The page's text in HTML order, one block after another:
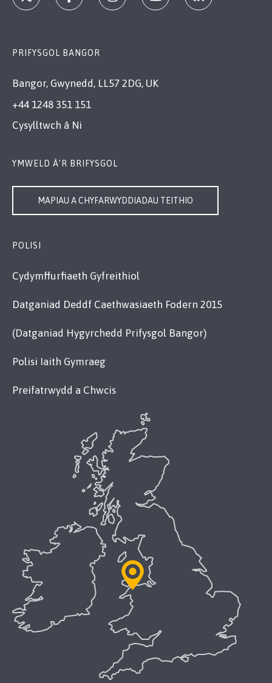
PRIFYSGOL BANGOR
Bangor, Gwynedd, LL57 2DG, UK
+44 1248 351 151
Cysylltwch â Ni
YMWELD Â’R BRIFYSGOL
MAPIAU A CHYFARWYDDIADAU TEITHIO
POLISI
Cydymffurfiaeth Gyfreithiol
Datganiad Deddf Caethwasiaeth Fodern 2015
(Datganiad Hygyrchedd Prifysgol Bangor)
Polisi Iaith Gymraeg
Preifatrwydd a Chwcis